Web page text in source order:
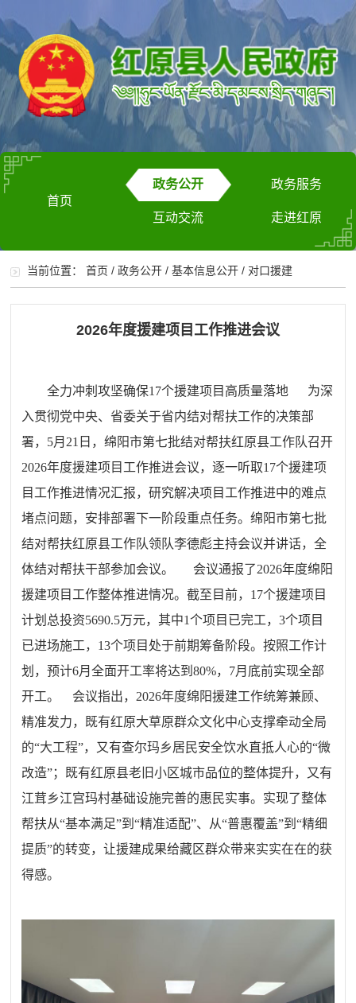
首页
政务公开 政务服务
互动交流 走进红原
当前位置：首页 /政务公开 /基本信息公开 / 对口援建
2026年度援建项目工作推进会议
全力冲刺攻坚确保17个援建项目高质量落地 为深
入贯彻党中央、省委关于省内结对帮扶工作的决策部
署，5月21日，绵阳市第七批结对帮扶红原县工作队召开
2026年度援建项目工作推进会议，逐一听取17个援建项
目工作推进情况汇报，研究解决项目工作推进中的难点
堵点问题，安排部署下一阶段重点任务。绵阳市第七批
结对帮扶红原县工作队领队李德彪主持会议并讲话，全
体结对帮扶干部参加会议。 会议通报了2026年度绵阳
援建项目工作整体推进情况。截至目前，17个援建项目
计划总投资5690.5万元，其中1个项目已完工，3个项目
已进场施工，13个项目处于前期筹备阶段。按照工作计
划，预计6月全面开工率将达到80%，7月底前实现全部
开工。 会议指出，2026年度绵阳援建工作统筹兼顾、
精准发力，既有红原大草原群众文化中心支撑牵动全局
的“大工程”，又有查尔玛乡居民安全饮水直抵人心的“微
改造”；既有红原县老旧小区城市品位的整体提升，又有
江茸乡江宫玛村基础设施完善的惠民实事。实现了整体
帮扶从“基本满足”到“精准适配”、从“普惠覆盖”到“精细
提质”的转变，让援建成果给藏区群众带来实实在在的获
得感。